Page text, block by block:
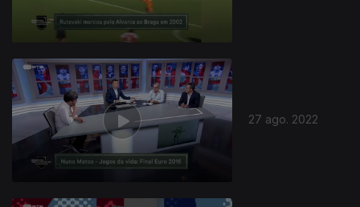
27 ago. 2022